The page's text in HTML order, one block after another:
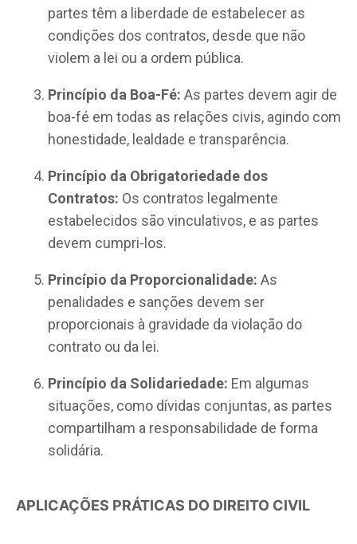
partes têm a liberdade de estabelecer as
condições dos contratos, desde que não
violem a lei ou a ordem pública.
Princípio da Boa-Fé: As partes devem agir de
boa-fé em todas as relações civis, agindo com
honestidade, lealdade e transparência.
Princípio da Obrigatoriedade dos
Contratos: Os contratos legalmente
estabelecidos são vinculativos, e as partes
devem cumpri-los.
Princípio da Proporcionalidade: As
penalidades e sanções devem ser
proporcionais à gravidade da violação do
contrato ou da lei.
Princípio da Solidariedade: Em algumas
situações, como dívidas conjuntas, as partes
compartilham a responsabilidade de forma
solidária.
APLICAÇÕES PRÁTICAS DO DIREITO CIVIL